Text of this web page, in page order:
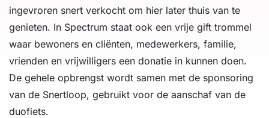
ingevroren snert verkocht om hier later thuis van te
genieten. In Spectrum staat ook een vrije gift trommel
waar bewoners en cliënten, medewerkers, familie,
vrienden en vrijwilligers een donatie in kunnen doen.
De gehele opbrengst wordt samen met de sponsoring
van de Snertloop, gebruikt voor de aanschaf van de
duofiets.